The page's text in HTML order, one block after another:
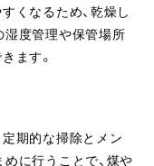
くなるため、乾燥し
湿度管理や保管場所
ます。
期的な掃除とメン
に行うことで、煤や